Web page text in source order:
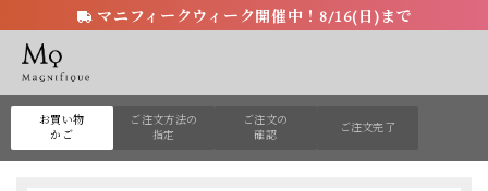
マニフィークウィーク開催中！8/16(日)まで
お買い物
かご
ご注文方法の
指定
ご注文の
確認
ご注文完了